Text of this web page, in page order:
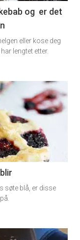
og er det
eller kose deg
lengtet etter.
søte blå, er disse